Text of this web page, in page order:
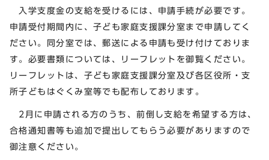
入学支度金の支給を受けるには、申請手続が必要です。
申請受付期間内に、子ども家庭支援課分室まで申請してく
ださい。同分室では、郵送による申請も受け付けておりま
す。必要書類については、リーフレットを御覧ください。
リーフレットは、子ども家庭支援課分室及び各区役所・支
所子どもはぐくみ室等でも配布しております。
2月に申請される方のうち、前倒し支給を希望する方は、
合格通知書等も追加で提出してもらう必要がありますので
御注意ください。